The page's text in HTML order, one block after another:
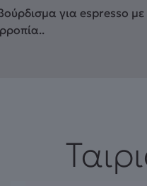
για espresso